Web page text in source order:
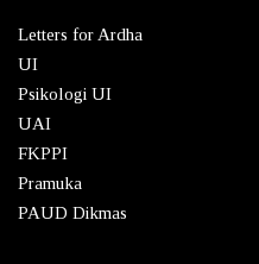
Letters for Ardha
UI
Psikologi UI
UAI
FKPPI
Pramuka
PAUD Dikmas